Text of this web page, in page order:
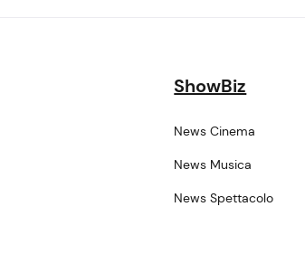
ShowBiz
News Cinema
News Musica
News Spettacolo